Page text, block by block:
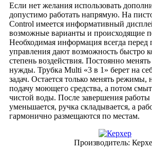
Если нет желания использовать
допустимо работать напрямую. На
Control имеется информативный
возможные варианты и происходящие
Необходимая информация всегда перед
управления дают возможность быстро
степень воздействия. Постоянно
нужды. Трубка Multi «3 в 1» берет на
задач. Остается только менять режимы,
подачу моющего средства, а потом
чистой воды. После завершения работы
уменьшается, ручка складывается, а
гармонично размещаются по местам.
Производитель: